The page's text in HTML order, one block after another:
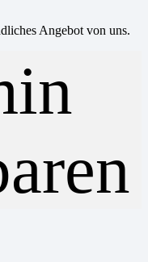
Angebot von uns.